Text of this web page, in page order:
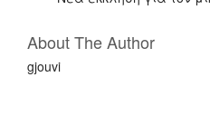
k τ
ε
About The Author
gjouvi